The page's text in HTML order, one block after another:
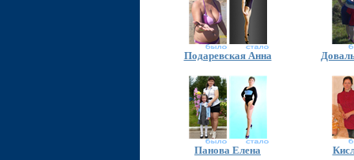
Подаревская Анна
Панова Елена